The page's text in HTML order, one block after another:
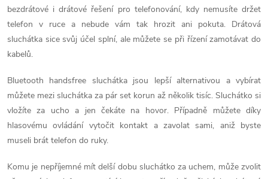
a
c
í
p
r
v
k
bezdrátové i drátové řešení pro telefonování, kdy nemusíte držet
telefon v ruce a nebude vám tak hrozit ani pokuta. Drátová
sluchátka sice svůj účel splní, ale můžete se při řízení zamotávat do
kabelů.
Bluetooth handsfree sluchátka jsou lepší alternativou a vybírat
můžete mezi sluchátka za pár set korun až několik tisíc. Sluchátko si
vložíte za ucho a jen čekáte na hovor. Případně můžete díky
hlasovému ovládání vytočit kontakt a zavolat sami, aniž byste
museli brát telefon do ruky.
Komu je nepříjemné mít delší dobu sluchátko za uchem, může zvolit